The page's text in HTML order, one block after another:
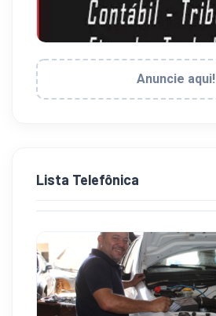
Anuncie aqui!
Lista Telefônica